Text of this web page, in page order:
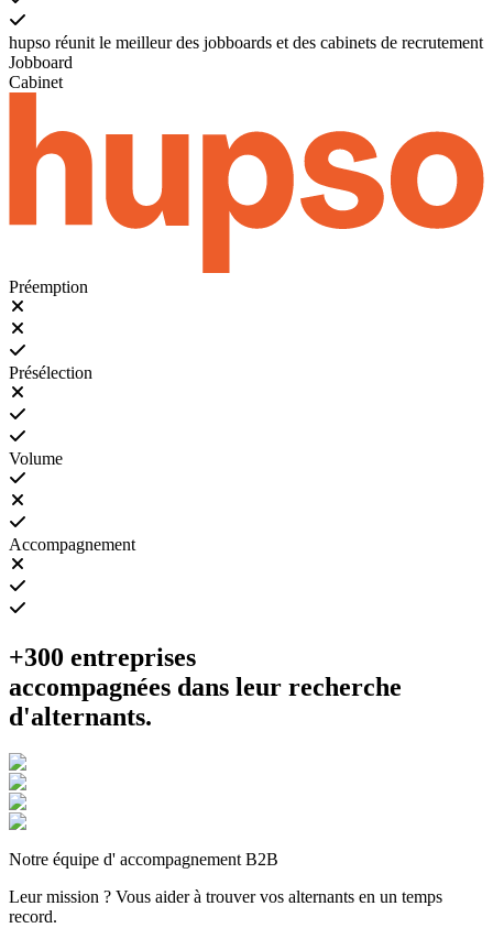
hupso réunit le meilleur des jobboards et des cabinets de recrutement
Jobboard
Cabinet
Préemption
Présélection
Volume
Accompagnement
+300 entreprises
accompagnées dans leur recherche
d'alternants.
Notre équipe d' accompagnement B2B
Leur mission ? Vous aider à trouver vos alternants en un temps
record.